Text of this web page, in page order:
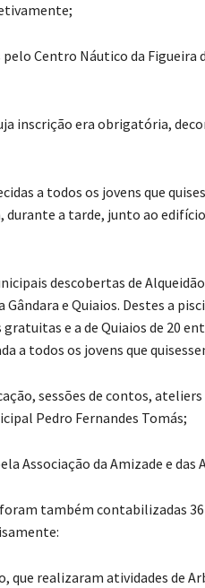
Centro Náutico da Figueira
inscrição era obrigatória,
a todos os jovens que
durante a tarde, junto ao
descobertas de
e Quiaios. Destes a
e a de Quiaios de 20
a todos os jovens que
sessões de contos,
Pedro Fernandes Tomás;
Associação da Amizade e das
também contabilizadas
que realizaram atividades de